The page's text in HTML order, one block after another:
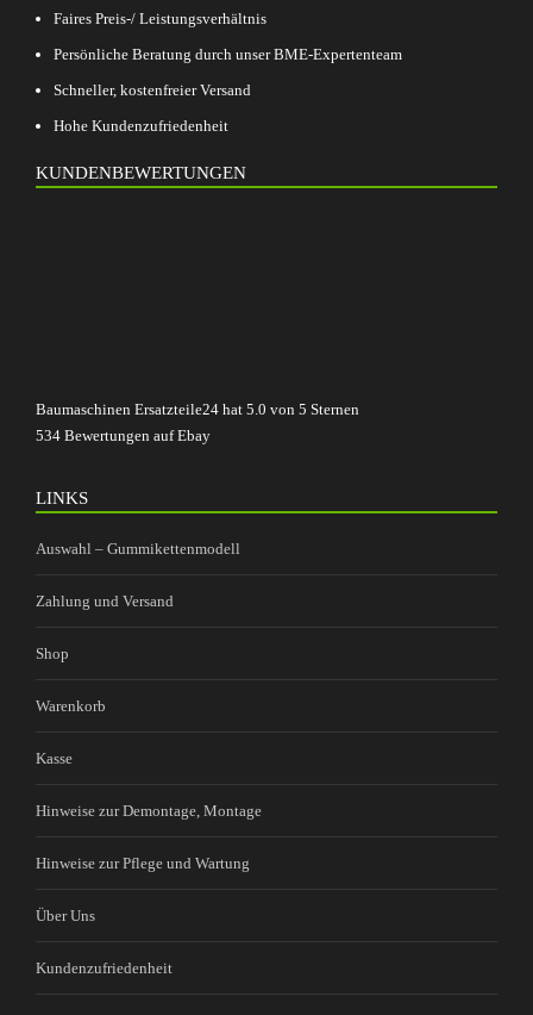
Faires Preis-/ Leistungsverhältnis
Persönliche Beratung durch unser BME-Expertenteam
Schneller, kostenfreier Versand
Hohe Kundenzufriedenheit
KUNDENBEWERTUNGEN
Baumaschinen Ersatzteile24 hat 5.0 von 5 Sternen
534 Bewertungen auf Ebay
LINKS
Auswahl – Gummikettenmodell
Zahlung und Versand
Shop
Warenkorb
Kasse
Hinweise zur Demontage, Montage
Hinweise zur Pflege und Wartung
Über Uns
Kundenzufriedenheit